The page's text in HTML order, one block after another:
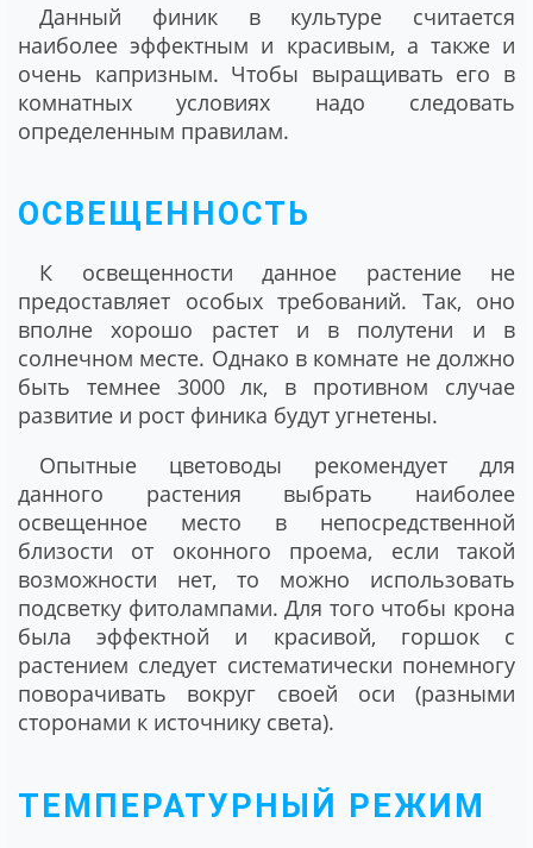
Данный финик в культуре считается
наиболее эффектным и красивым, а также и
очень капризным. Чтобы выращивать его в
комнатных условиях надо следовать
определенным правилам.
ОСВЕЩЕННОСТЬ
К освещенности данное растение не
предоставляет особых требований. Так, оно
вполне хорошо растет и в полутени и в
солнечном месте. Однако в комнате не должно
быть темнее 3000 лк, в противном случае
развитие и рост финика будут угнетены.
Опытные цветоводы рекомендует для
данного растения выбрать наиболее
освещенное место в непосредственной
близости от оконного проема, если такой
возможности нет, то можно использовать
подсветку фитолампами. Для того чтобы крона
была эффектной и красивой, горшок с
растением следует систематически понемногу
поворачивать вокруг своей оси (разными
сторонами к источнику света).
ТЕМПЕРАТУРНЫЙ РЕЖИМ